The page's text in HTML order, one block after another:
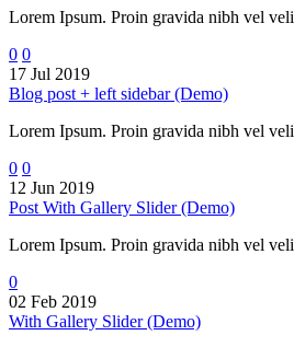
Lorem Ipsum. Proin gravida nibh vel
0 0
17 Jul 2019
Blog post + left sidebar (Demo)
Lorem Ipsum. Proin gravida nibh vel
0 0
12 Jun 2019
Post With Gallery Slider (Demo)
Lorem Ipsum. Proin gravida nibh vel
0
02 Feb 2019
With Gallery Slider (Demo)